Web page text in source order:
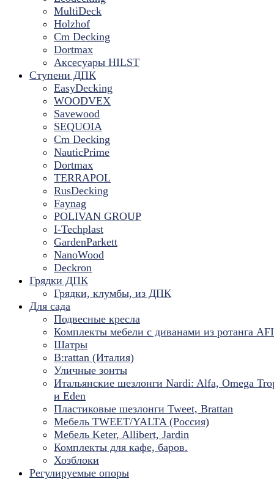
MultiDeck
Holzhof
Cm Decking
Dortmax
Аксесуары HILST
Ступени ДПК
EasyDecking
WOODVEX
Savewood
SEQUOIA
Cm Decking
NauticPrime
Dortmax
TERRAPOL
RusDecking
Faynag
POLIVAN GROUP
I-Techplast
GardenParkett
NanoWood
Deckron
Грядки ДПК
Грядки, клумбы, из ДПК
Для сада
Подвесные кресла
Комплекты мебели с диванами из ротанга
Шатры
B:rattan (Италия)
Уличные зонты
Итальянские шезлонги Nardi: Alfa, Omega
и Eden
Пластиковые шезлонги Tweet, Brattan
Мебель TWEET/YALTA (Россия)
Мебель Keter, Allibert, Jardin
Комплекты для кафе, баров.
Хозблоки
Регулируемые опоры